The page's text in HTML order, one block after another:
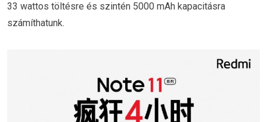
33 wattos töltésre és szintén 5000 mAh kapacitásra
számíthatunk.